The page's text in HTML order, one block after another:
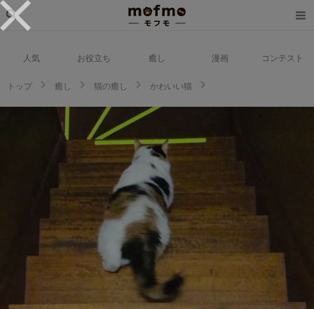
人気 お役立ち 癒し 漫画 コンテスト
トップ 癒し 猫の癒し
かわいい猫